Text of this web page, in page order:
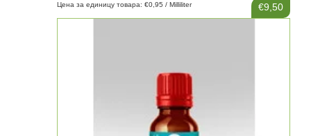
€9,50
Цена за единицу товара: €0,95 / Milliliter